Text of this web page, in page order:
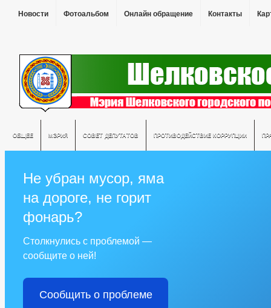
Новости Фотоальбом Онлайн обращение Контакты
ОБЩЕЕ МЭРИЯ СОВЕТ ДЕПУТАТОВ ПРОТИВОДЕЙСТВИЕ КОРРУПЦИИ
Не убран мусор, яма
на дороге, не горит
фонарь?
Столкнулись с проблемой —
сообщите о ней!
Сообщить о проблеме